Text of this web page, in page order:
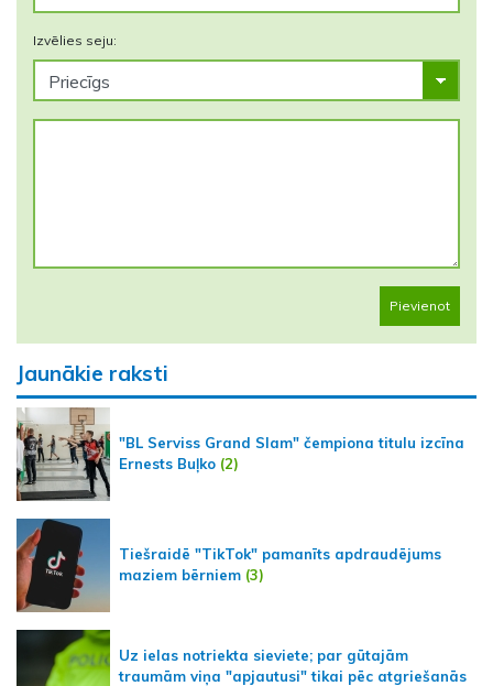
Izvēlies seju:
Pievienot
Jaunākie raksti
"BL Serviss Grand Slam" čempiona titulu izcīna
Ernests Buļko (2)
Tiešraidē "TikTok" pamanīts apdraudējums
maziem bērniem (3)
Uz ielas notriekta sieviete; par gūtajām
traumām viņa "apjautusi" tikai pēc atgriešanās